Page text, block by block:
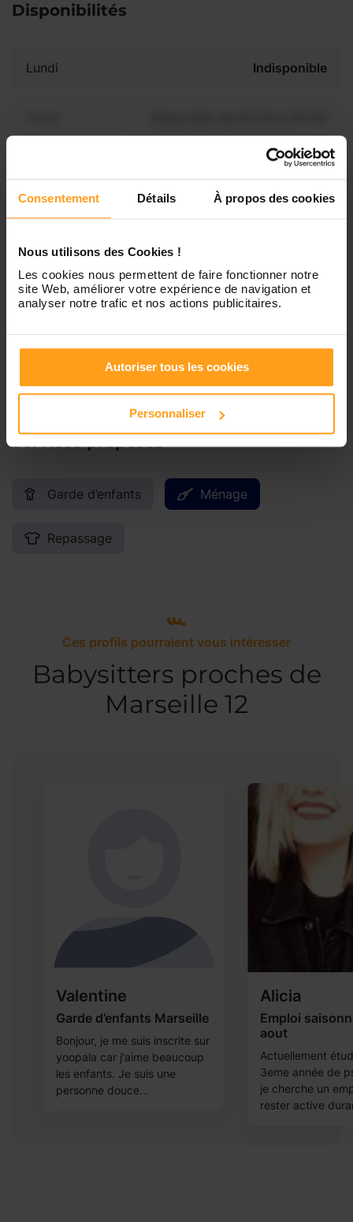
Consentement Détails À propos des cookies
Nous utilisons des Cookies !
Les cookies nous permettent de faire fonctionner notre
site Web, améliorer votre expérience de navigation et
analyser notre trafic et nos actions publicitaires.
Autoriser tous les cookies
Personnaliser
Disponibilités
Lundi Indisponible
Disponible de 00:00 à 00:30
Jeudi
Vendredi Disponible de 00:00 à 00:00
Disponible de 00:00 à 00:00
Vous souhaitez connaître les
disponibilités de Melissa ?
Contactez-nous
Services proposés
Garde d’enfants Ménage
Repassage
Ces profils pourraient vous intéresser
Babysitters proches de
Marseille 12
Valentine
Garde d’enfants Marseille
Bonjour, je me suis inscrite sur
yoopala car j'aime beaucoup
les enfants. Je suis une
personne douce...
Alicia
Emploi
aout
Actuellement
3eme année de
je cherche un
rester active